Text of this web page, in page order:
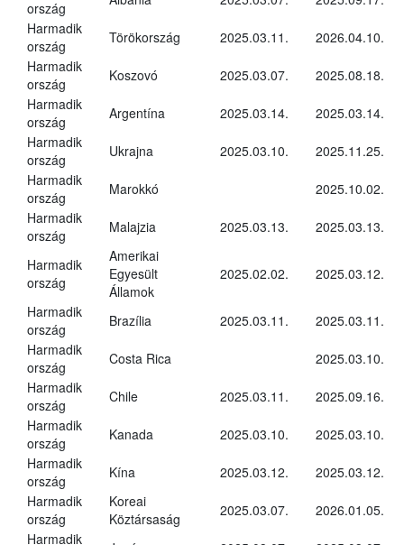
ország
Harmadik
ország
Törökország 2025.03.11.
2026.04.10.
Harmadik
ország
Koszovó 2025.03.07.
2025.08.18.
Harmadik
ország
Argentína 2025.03.14.
2025.03.14.
Harmadik
ország
Ukrajna 2025.03.10.
2025.11.25.
Harmadik
ország
Marokkó
2025.10.02.
Harmadik
ország
Malajzia 2025.03.13. 2025.03.13.
Harmadik
ország
Amerikai
Egyesült
Államok
2025.02.02. 2025.03.12.
Harmadik
ország
Brazília 2025.03.11.
2025.03.11.
Harmadik
ország
Costa Rica
2025.03.10.
Harmadik
ország
Chile 2025.03.11.
2025.09.16.
Harmadik
ország
Kanada 2025.03.10.
2025.03.10.
Harmadik
ország
Kína 2025.03.12.
2025.03.12.
Harmadik
ország
Koreai
Köztársaság
2025.03.07.
2026.01.05.
Harmadik